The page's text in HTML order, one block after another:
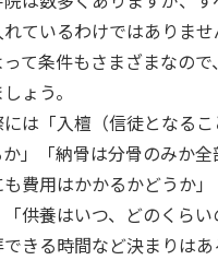
ているわけではありま
て条件もさまざまなので
ょう。
は「入檀（信徒となる
」「納骨は分骨のみか全
費用はかかるかどうか
供養はいつ、どのくら
きる時間など決まりはあ